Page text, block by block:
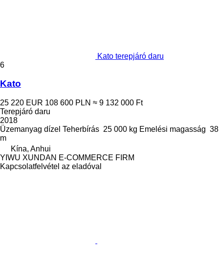
Kato terepjáró daru
6
Kato
25 220 EUR 108 600 PLN ≈ 9 132 000 Ft
Terepjáró daru
2018
Üzemanyag dízel Teherbírás 25 000 kg Emelési magasság 38
m
Kína, Anhui
YIWU XUNDAN E-COMMERCE FIRM
Kapcsolatfelvétel az eladóval